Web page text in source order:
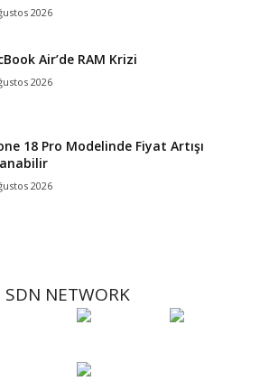
2026
Air’de RAM Krizi
2026
18 Pro Modelinde Fiyat Artışı
2026
SDN NETWORK